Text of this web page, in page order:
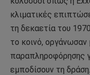
κλιματικές
τη δεκαετία του
το κοινό, οργάνωσαν
παραπληροφόρησης
εμποδίσουν τη